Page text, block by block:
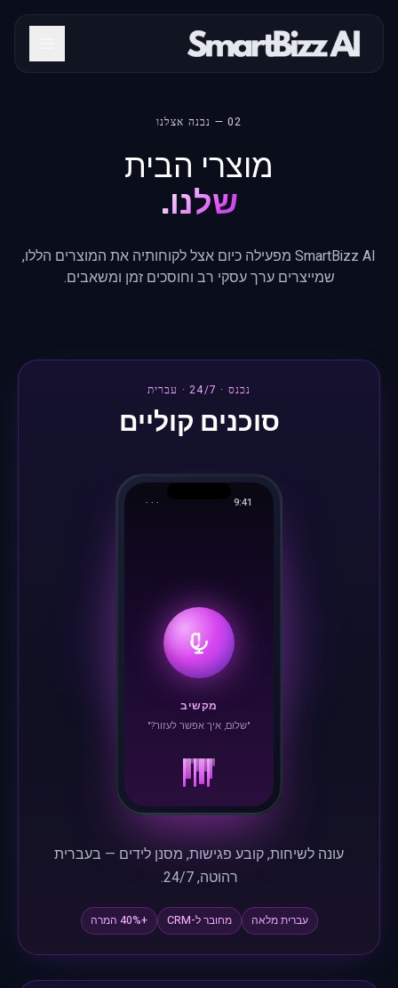
02 — נבנה אצלנו
מוצרי הבית
שלנו.
SmartBizz AI מפעילה כיום אצל לקוחותיה את המוצרים הללו,
שמייצרים ערך עסקי רב וחוסכים זמן ומשאבים.
נכנס · 24/7 · עברית
סוכנים קוליים
9:41
· · ·
מקשיב
"שלום, איך אפשר לעזור?"
עונה לשיחות, קובע פגישות, מסנן לידים — בעברית
רהוטה, 24/7.
עברית מלאה מחובר ל-CRM +40% המרה